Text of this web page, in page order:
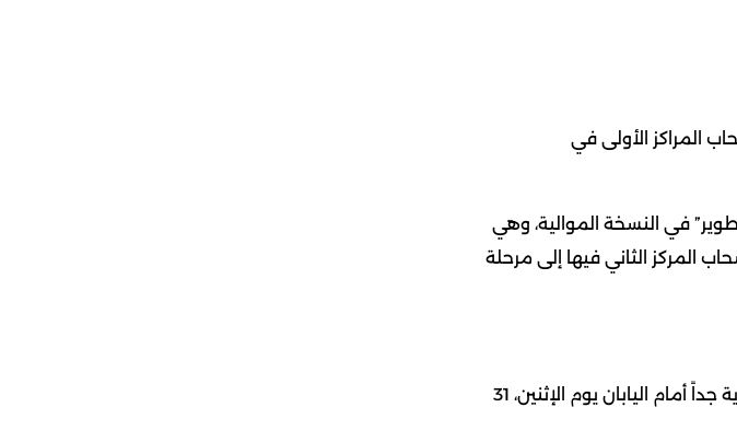
من كأس آسيا للشباب) أصحاب المراكز الأولى في
في النسخة الموالية، وهي
المركز الثاني فيها إلى مرحلة
وفقاً للمواعيد الرسمية المعتمدة، يستهل منتخبنا الوطني مشواره الآسيوي بمواجهة قوية جداً أمام اليابان يوم الإثنين، 31